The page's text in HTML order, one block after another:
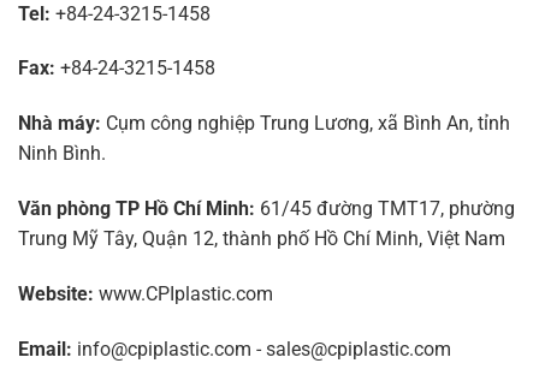
Tel: +84-24-3215-1458
Fax: +84-24-3215-1458
Nhà máy: Cụm công nghiệp Trung Lương, xã Bình An, tỉnh
Ninh Bình.
Văn phòng TP Hồ Chí Minh: 61/45 đường TMT17, phường
Trung Mỹ Tây, Quận 12, thành phố Hồ Chí Minh, Việt Nam
Website: www.CPIplastic.com
Email: info@cpiplastic.com - sales@cpiplastic.com